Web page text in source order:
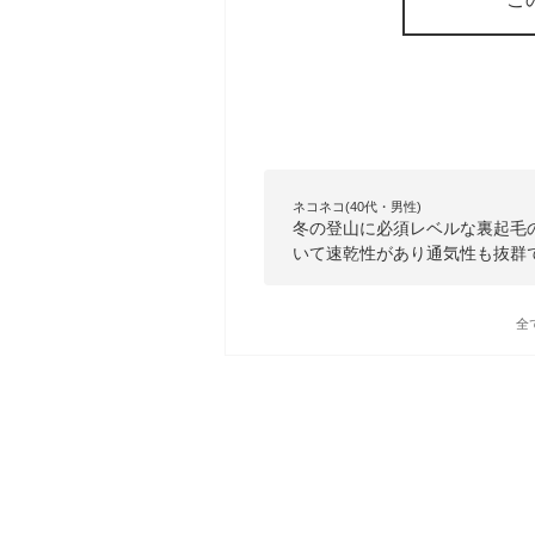
ネコネコ(40代・男性)
冬の登山に必須レベルな裏起
いて速乾性があり通気性も抜
全